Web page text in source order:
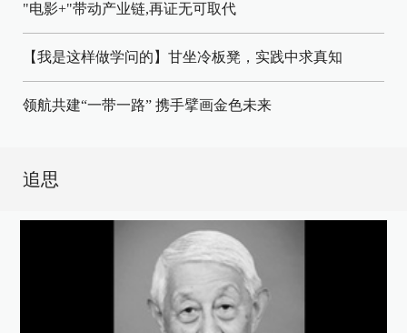
"电影+"带动产业链,再证无可取代
【我是这样做学问的】甘坐冷板凳，实践中求真知
领航共建“一带一路” 携手擘画金色未来
追思